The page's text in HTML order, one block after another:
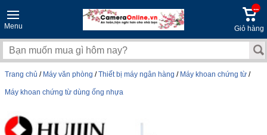
Menu
...
Giỏ hàng
Trang chủ / Máy văn phòng /Thiết bị máy ngân hàng / Máy khoan chứng từ /
Máy khoan chứng từ dùng ống nhựa